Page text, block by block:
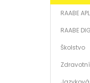
RAABE
RAABE
Školstvo